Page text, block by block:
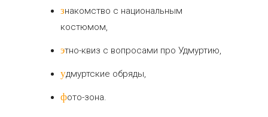
знакомство с национальным
костюмом,
этно-квиз с вопросами про Удмуртию,
удмуртские обряды,
фото-зона.